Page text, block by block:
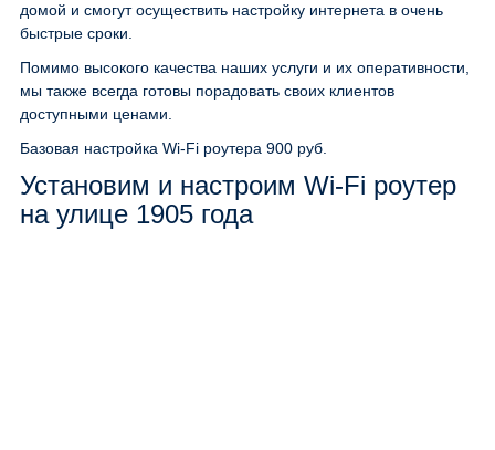
домой и смогут осуществить настройку интернета в очень
быстрые сроки.
Помимо высокого качества наших услуги и их оперативности,
мы также всегда готовы порадовать своих клиентов
доступными ценами.
Базовая настройка Wi-Fi роутера 900 руб.
Установим и настроим Wi-Fi роутер
на улице 1905 года